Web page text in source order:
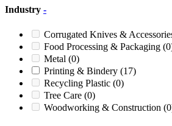
12R(0)
12XP(0)
13(0)
1390(0)
1390XP(0)
14(0)
14 BLIZZARD(0)
Industry -
Corrugated Knives &
Food Processing & Packaging
Metal (0)
Printing & Bindery (17)
Recycling Plastic (0)
Tree Care (0)
Woodworking & Construction